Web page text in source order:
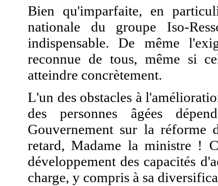
Bien qu'imparfaite, en
nationale du groupe Iso-
indispensable. De même
reconnue de tous, même si
atteindre concrètement.
L'un des obstacles à
des personnes âgées
Gouvernement sur la
retard, Madame la ministre !
développement des capacités
charge, y compris à sa